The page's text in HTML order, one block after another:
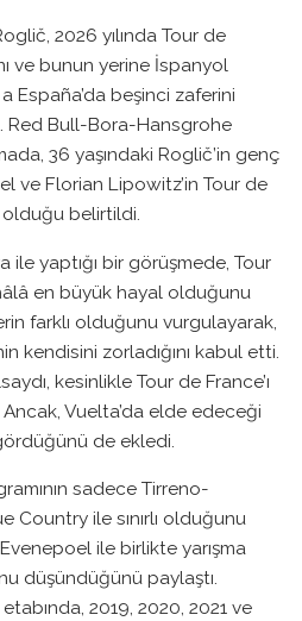
2026 yılında Tour de
ve bunun yerine İspanyol
España’da beşinci zaferini
Red Bull-Bora-Hansgrohe
36 yaşındaki Roglič’in genç
ve Florian Lipowitz’in Tour de
olduğu belirtildi.
ile yaptığı bir görüşmede, Tour
en büyük hayal olduğunu
farklı olduğunu vurgulayarak,
kendisini zorladığını kabul etti.
kesinlikle Tour de France’ı
Vuelta’da elde edeceği
de ekledi.
sadece Tirreno-
Country ile sınırlı olduğunu
ile birlikte yarışma
düşündüğünü paylaştı.
2019, 2020, 2021 ve